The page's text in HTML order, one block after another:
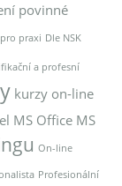
povinné
praxi Dle NSK
a profesní
kurzy on-line
MS Office MS
On-line
Profesionální